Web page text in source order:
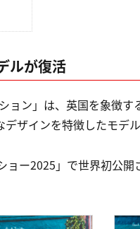
ルが復活
ョン」は、英国を象徴
ザインを特徴したモデル
ョー2025」で世界初公